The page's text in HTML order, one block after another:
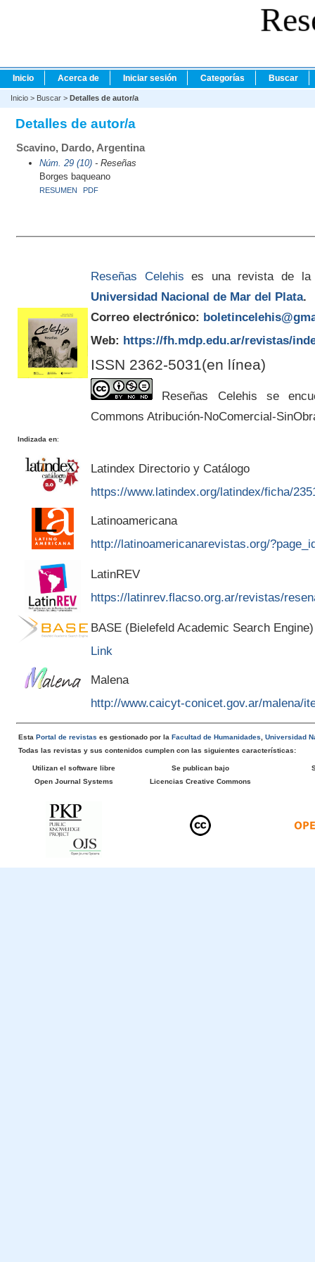
Inicio Acerca de Iniciar sesión Categorías Buscar
Inicio > Buscar > Detalles de autor/a
Detalles de autor/a
Scavino, Dardo, Argentina
Núm. 29 (10)- Reseñas
Borges baqueano
RESUMEN PDF
Reseñas Celehis es una revista de la
Universidad Nacional de Mar del Plata.
Correo electrónico:
Web: https://fh.mdp.edu.ar/revistas/
ISSN 2362-5031(en línea)
Reseñas Celehis se
Commons Atribución-NoComercial-
Indizada en:
Latindex Directorio y Catálogo
https://www.latindex.org/latindex/ficha/
Latinoamericana
http://latinoamericanarevistas.org/
LatinREV
https://latinrev.flacso.org.ar/revistas/
BASE (Bielefeld Academic Search Engine)
Link
Malena
http://www.caicyt-conicet.gov.ar/malena/
EstaPortal de revistas es gestionado por laFacultad de Humanidades,Universidad
Todas las revistas y sus contenidos cumplen con las siguientes características:
Utilizan el software libre
Open Journal Systems
Se publican bajo
Licencias Creative Commons